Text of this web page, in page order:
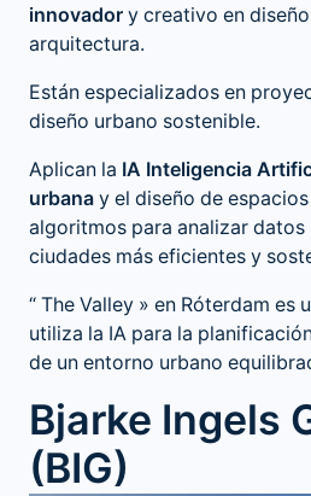
innovador y creativo en
arquitectura.
Están especializados en
diseño urbano sostenible.
Aplican la IA Inteligencia
urbana y el diseño de
algoritmos para analizar
ciudades más eficientes y
“ The Valley » en Róterdam es
utiliza la IA para la
de un entorno urbano
Bjarke Ingels
(BIG)